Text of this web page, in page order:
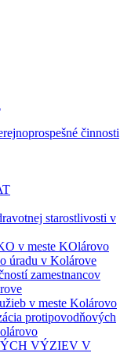
činnosti
starostlivosti v
v meste KOlárovo
úradu v Kolárove
zamestnancov
v meste Kolárovo
protipovodňových
VÝZIEV V